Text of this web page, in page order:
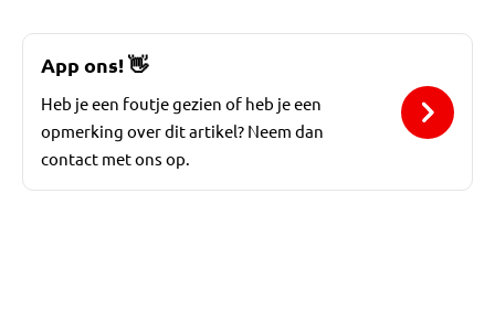
App ons!👋
Heb je een foutje gezien of heb je een
opmerking over dit artikel? Neem dan
contact met ons op.